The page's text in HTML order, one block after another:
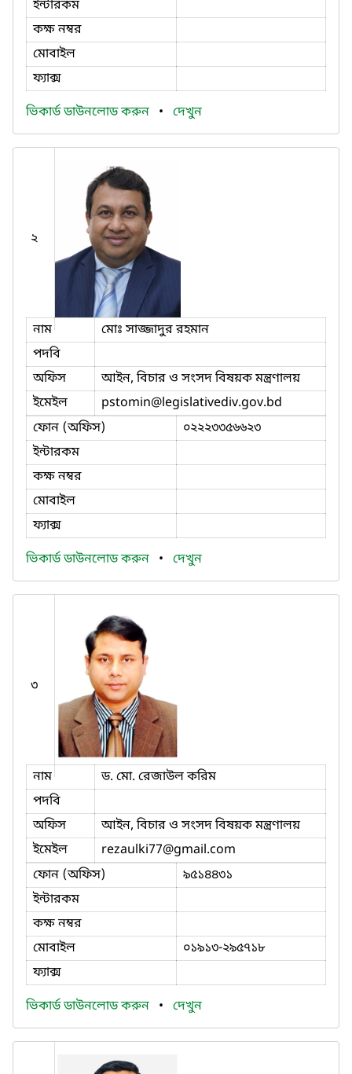
ইন্টারকম
কক্ষ নম্বর
মোবাইল
ফ্যাক্স
ভিকার্ড ডাউনলোড করুন • দেখুন
২
নাম
মোঃ সাজ্জাদুর রহমান
পদবি
অফিস
আইন, বিচার ও সংসদ বিষয়ক মন্ত্রণালয়
ইমেইল
pstomin@legislativediv.gov.bd
ফোন (অফিস)
০২২২৩৩৫৬৬২৩
ইন্টারকম
কক্ষ নম্বর
মোবাইল
ফ্যাক্স
ভিকার্ড ডাউনলোড করুন • দেখুন
৩
নাম
ড. মো. রেজাউল করিম
পদবি
অফিস
আইন, বিচার ও সংসদ বিষয়ক মন্ত্রণালয়
ইমেইল
rezaulki77@gmail.com
ফোন (অফিস)
৯৫১৪৪৩১
ইন্টারকম
কক্ষ নম্বর
মোবাইল
০১৯১৩-২৯৫৭১৮
ফ্যাক্স
ভিকার্ড ডাউনলোড করুন • দেখুন